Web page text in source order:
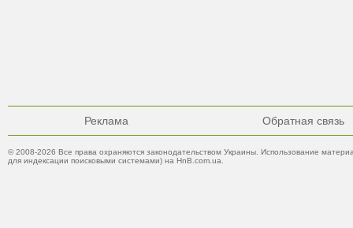
Реклама Обратная связь
© 2008-2026 Все права охраняются законодательством Украины. Использование
для индексации поисковыми системами) на HnB.com.ua.